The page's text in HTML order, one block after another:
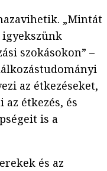
„Mintát
szokásokon” –
az étkezéseket,
étkezés, és
is a
és az